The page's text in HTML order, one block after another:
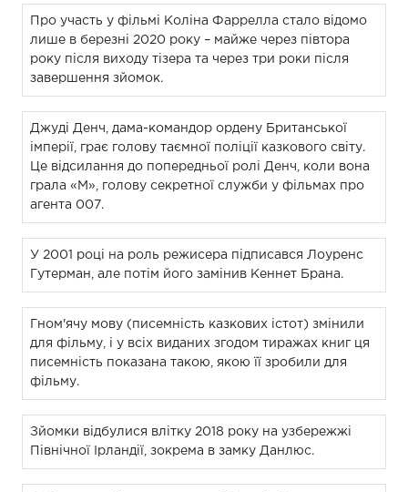
Про участь у фільмі Коліна Фаррелла стало відомо
лише в березні 2020 року – майже через півтора
року після виходу тізера та через три роки після
завершення зйомок.
Джуді Денч, дама-командор ордену Британської
імперії, грає голову таємної поліції казкового світу.
Це відсилання до попередньої ролі Денч, коли вона
грала «М», голову секретної служби у фільмах про
агента 007.
У 2001 році на роль режисера підписався Лоуренс
Гутерман, але потім його замінив Кеннет Брана.
Гном'ячу мову (писемність казкових істот) змінили
для фільму, і у всіх виданих згодом тиражах книг ця
писемність показана такою, якою її зробили для
фільму.
Зйомки відбулися влітку 2018 року на узбережжі
Північної Ірландії, зокрема в замку Данлюс.